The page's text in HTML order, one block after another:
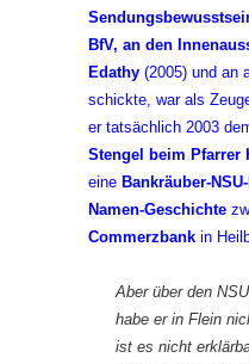
BfV, an den
Edathy (2005) und an
schickte, war als
er tatsächlich 2003
Stengel beim Pfarrer
eine Bankräuber-
Namen-Geschichte
Commerzbank in
Aber über den
habe er in Flein
ist es nicht